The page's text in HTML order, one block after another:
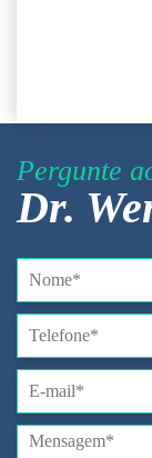
Pergunte
Dr.